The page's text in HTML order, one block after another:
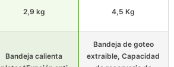
2,9 kg 4,5 Kg
Bandeja calienta
Bandeja de goteo
extraible, Capacidad